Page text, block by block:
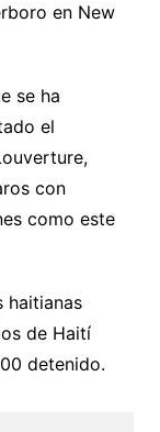
en New
se ha
el
con
como este
haitianas
de Haití
detenido.